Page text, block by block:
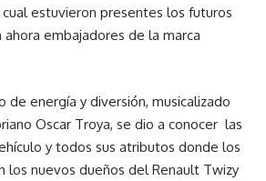
estuvieron presentes los futuros
ahora embajadores de la marca
de energía y diversión, musicalizado
Oscar Troya, se dio a conocer las
y todos sus atributos donde los
los nuevos dueños del Renault Twizy